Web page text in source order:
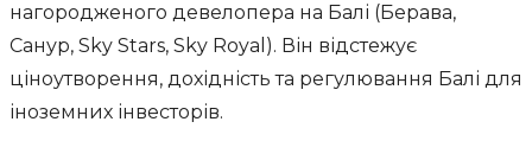
нагородженого девелопера на Балі (Берава,
Санур, Sky Stars, Sky Royal). Він відстежує
ціноутворення, дохідність та регулювання Балі для
іноземних інвесторів.